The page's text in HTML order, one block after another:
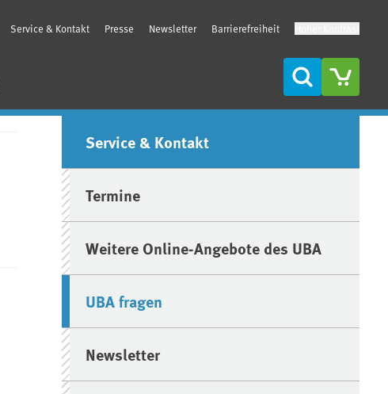
Service & Kontakt Presse Newsletter Barrierefreiheit
Suche
Seitenleiste
Service & Kontakt
Termine
Weitere Online-Angebote des UBA
UBA fragen
Newsletter